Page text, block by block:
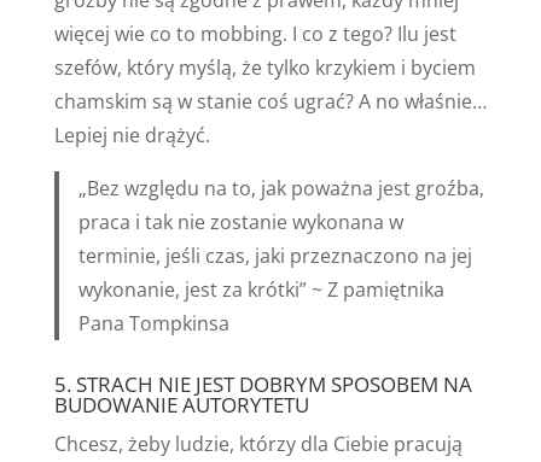
więcej wie co to mobbing. I co z tego? Ilu jest
szefów, który myślą, że tylko krzykiem i byciem
chamskim są w stanie coś ugrać? A no właśnie…
Lepiej nie drążyć.
„Bez względu na to, jak poważna jest groźba,
praca i tak nie zostanie wykonana w
terminie, jeśli czas, jaki przeznaczono na jej
wykonanie, jest za krótki” ~ Z pamiętnika
Pana Tompkinsa
5. STRACH NIE JEST DOBRYM SPOSOBEM NA
BUDOWANIE AUTORYTETU
Chcesz, żeby ludzie, którzy dla Ciebie pracują